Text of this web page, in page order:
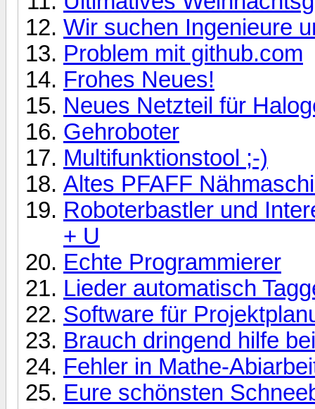
Wir suchen Ingenieure
Problem mit github.com
Frohes Neues!
Neues Netzteil für
Gehroboter
Multifunktionstool ;-)
Altes PFAFF
Roboterbastler und
+ U
Echte Programmierer
Lieder automatisch
Software für
Brauch dringend hilfe
Fehler in Mathe-
Eure schönsten